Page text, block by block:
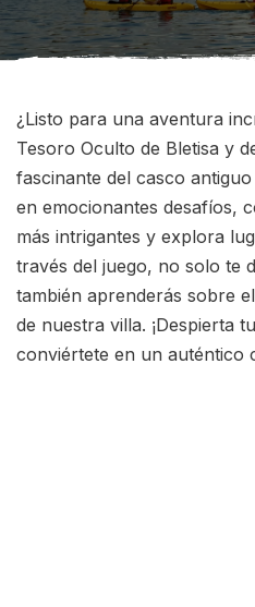
¿Listo para una aventura
Tesoro Oculto de Bletisa y
fascinante del casco
en emocionantes desafíos,
más intrigantes y explora
través del juego, no solo te
también aprenderás sobre
de nuestra villa. ¡Despierta
conviértete en un auténtico